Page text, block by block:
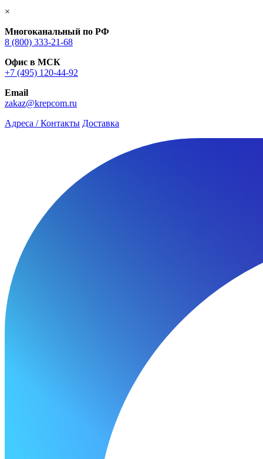
×
Многоканальный по РФ
8 (800) 333‑21-68
Офис в МСК
+7 (495) 120-44-92
Email
zakaz@krepcom.ru
Адреса / Контакты Доставка